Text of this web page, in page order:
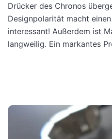
Drücker des Chronos
Designpolarität macht
interessant! Außerdem ist
langweilig. Ein markantes